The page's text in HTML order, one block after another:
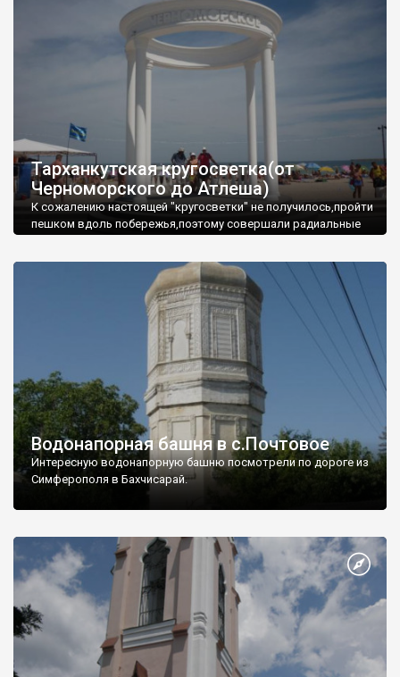
Тарханкутская кругосветка(от
Черноморского до Атлеша)
К сожалению настоящей "кругосветки" не получилось,пройти
пешком вдоль побережья,поэтому совершали радиальные
Водонапорная башня в с.Почтовое
Интересную водонапорную башню посмотрели по дороге из
Симферополя в Бахчисарай.